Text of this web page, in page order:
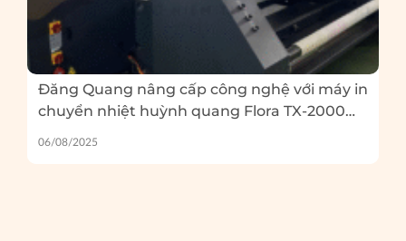
Đăng Quang nâng cấp công nghệ với máy in
chuyển nhiệt huỳnh quang Flora TX-2000
06/08/2025